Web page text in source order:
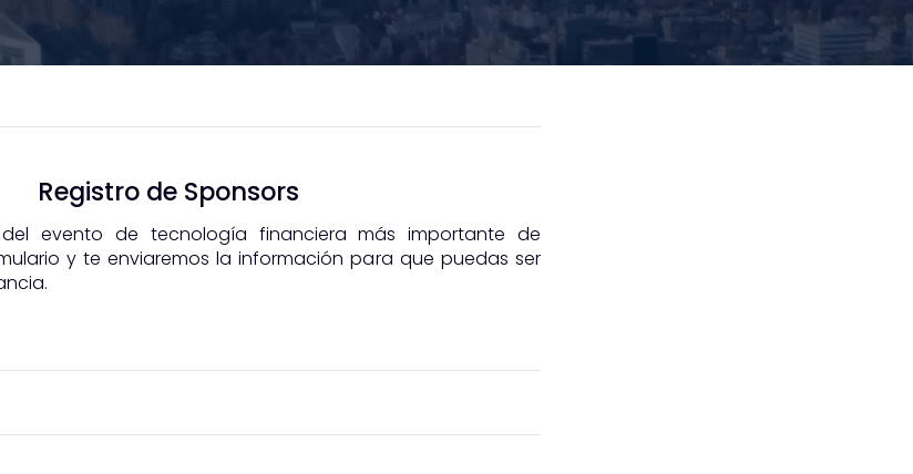
Registro de Sponsors
del evento de tecnología financiera más importante de
y te enviaremos la información para que puedas ser